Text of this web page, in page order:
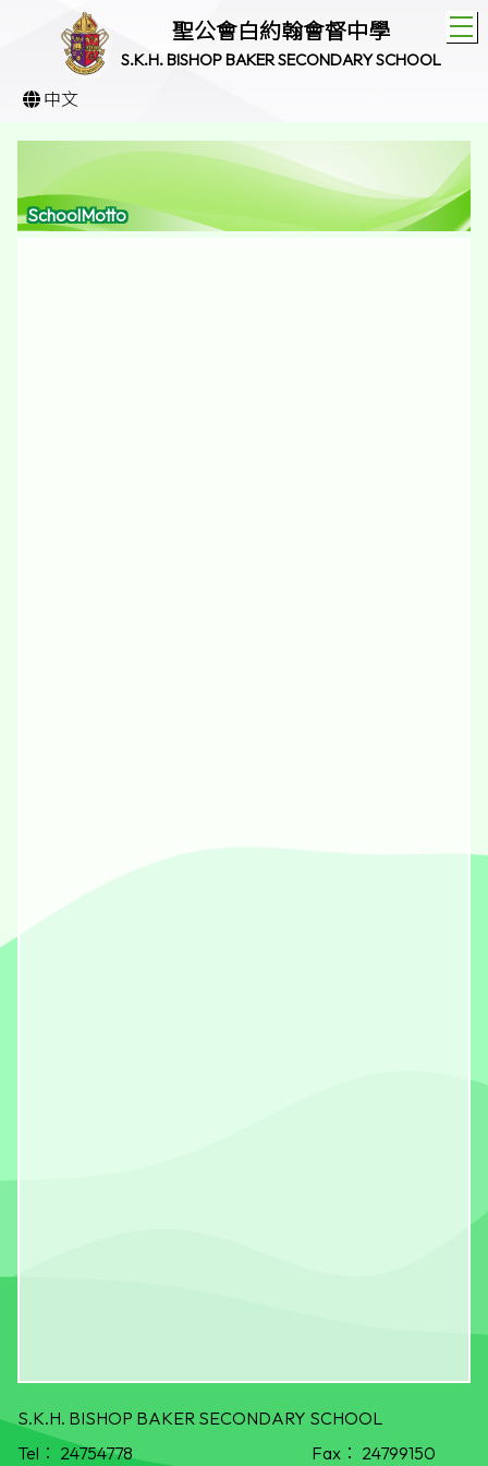
聖公會白約翰會督中學
S.K.H. BISHOP BAKER SECONDARY SCHOOL
中文
SchoolMotto
S.K.H. BISHOP BAKER SECONDARY SCHOOL
Tel： 24754778 Fax： 24799150